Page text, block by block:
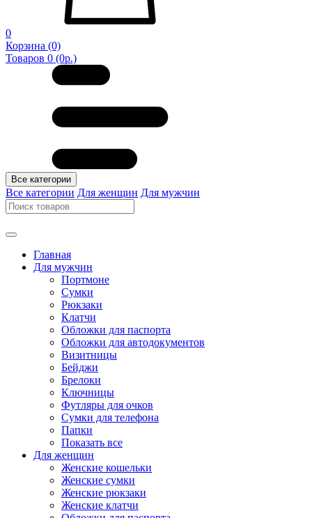
0
Корзина (0)
Товаров 0 (0р.)
Все категории
Все категории Для женщин Для мужчин
Главная
Для мужчин
Портмоне
Сумки
Рюкзаки
Клатчи
Обложки для паспорта
Обложки для автодокументов
Визитницы
Бейджи
Брелоки
Ключницы
Футляры для очков
Сумки для телефона
Папки
Показать все
Для женщин
Женские кошельки
Женские сумки
Женские рюкзаки
Женские клатчи